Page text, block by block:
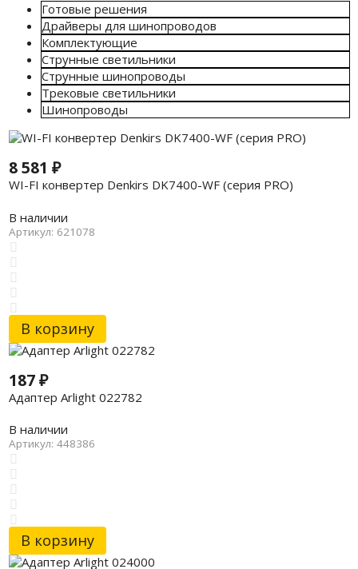
Готовые решения
Драйверы для шинопроводов
Комплектующие
Струнные светильники
Струнные шинопроводы
Трековые светильники
Шинопроводы
8 581 ₽
WI-FI конвертер Denkirs DK7400-WF (серия PRO)
В наличии
Артикул: 621078
В корзину
187₽
Адаптер Arlight 022782
В наличии
Артикул: 448386
В корзину